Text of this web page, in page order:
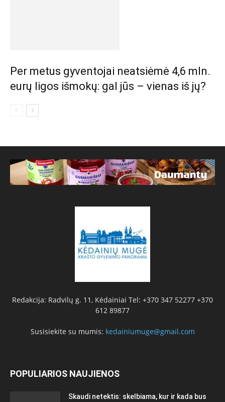
Per metus gyventojai neatsiėmė 4,6 mln.
eurų ligos išmokų: gal jūs – vienas iš jų?
Redakcija: Radvilų g. 11, Kėdainiai Tel: +370 347 52277 +370
612 89877
Susisiekite su mumis: kedainiumuge@gmail.com
POPULIARIOS NAUJIENOS
Skaudi netektis: skelbiama, kur ir kada bus